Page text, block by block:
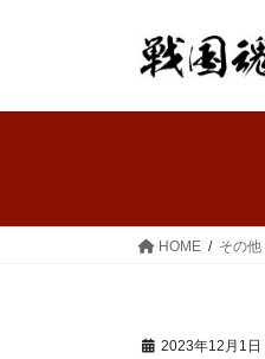
HOME その他
2023年12月1日